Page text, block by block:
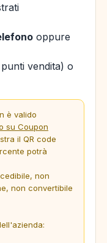
oppure
vendita) o
è valido
su Coupon
il QR code
potrà
non
non convertibile